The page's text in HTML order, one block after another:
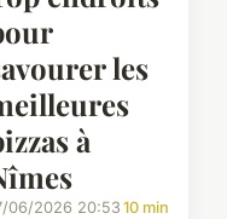
les
à
06/2026 20:53 10 min